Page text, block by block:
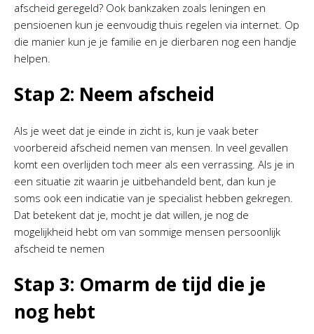
afscheid geregeld? Ook bankzaken zoals leningen en
pensioenen kun je eenvoudig thuis regelen via internet. Op
die manier kun je je familie en je dierbaren nog een handje
helpen.
Stap 2: Neem afscheid
Als je weet dat je einde in zicht is, kun je vaak beter
voorbereid afscheid nemen van mensen. In veel gevallen
komt een overlijden toch meer als een verrassing. Als je in
een situatie zit waarin je uitbehandeld bent, dan kun je
soms ook een indicatie van je specialist hebben gekregen.
Dat betekent dat je, mocht je dat willen, je nog de
mogelijkheid hebt om van sommige mensen persoonlijk
afscheid te nemen
Stap 3: Omarm de tijd die je
nog hebt